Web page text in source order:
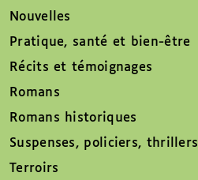
Nouvelles
Pratique, santé et bien-être
Récits et témoignages
Romans
Romans historiques
Suspenses, policiers, thrillers
Terroirs